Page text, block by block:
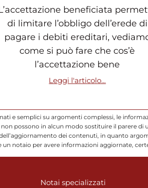
beneficiata
di limitare l’obbligo dell’erede di
pagare i debiti ereditari,
come si può fare che cos’è
l’accettazione bene
Leggi l'articolo...
e semplici su argomenti complessi, le
possono in alcun modo sostituire il parere di
dei contenuti, in quanto
notaio per avere informazioni aggiornate,
Notai specializzati